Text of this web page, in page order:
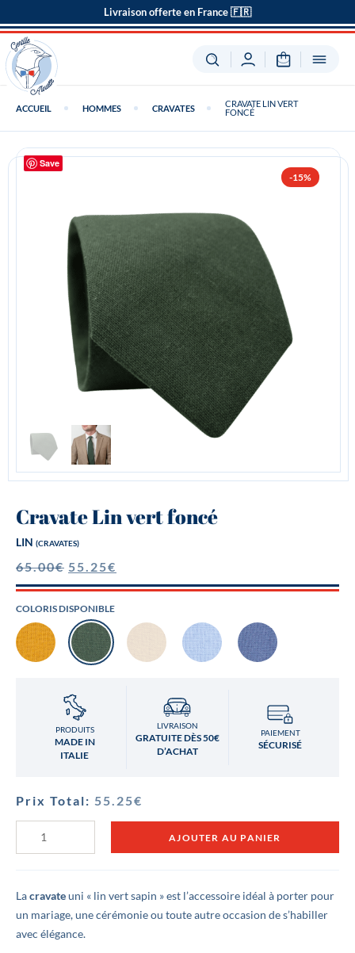
Livraison offerte en France 🇫🇷
ACCUEIL HOMMES CRAVATES
CRAVATE LIN VERT
FONCÉ
Save
-15%
Cravate Lin vert foncé
LIN (CRAVATES)
65.00€ 55.25€
COLORIS DISPONIBLE
PRODUITS
MADE IN
ITALIE
LIVRAISON
GRATUITE DÈS 50€
D’ACHAT
PAIEMENT
SÉCURISÉ
Prix Total: 55.25€
Cravate
foncé
AJOUTER AU PANIER
Lacravateuni « lin vert sapin » est l’accessoire idéal à porter pour
un mariage, une cérémonie ou toute autre occasion de s’habiller
avec élégance.